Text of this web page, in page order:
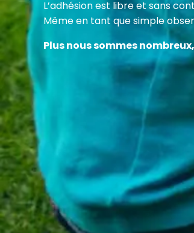
L’adhésion est libre et sans
Même en tant que simple
Plus nous sommes